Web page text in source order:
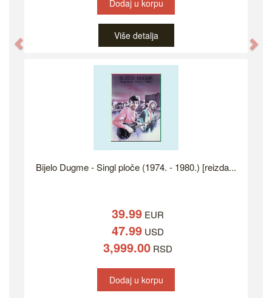
Dodaj u korpu
Više detalja
Bijelo Dugme - Singl ploče (1974. - 1980.) [reizda...
39.99EUR
47.99USD
3,999.00RSD
Dodaj u korpu